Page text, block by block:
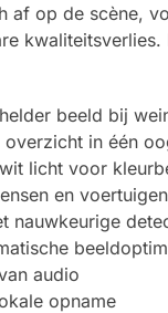
af op de scène,
beeld bij
in één
licht voor
en
nauwkeurige
audio
opname